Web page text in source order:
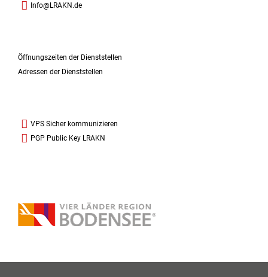
Info@LRAKN.de
Öffnungszeiten der Dienststellen
Adressen der Dienststellen
VPS Sicher kommunizieren
PGP Public Key LRAKN